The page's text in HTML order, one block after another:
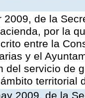
2009, de la
por la
entre la
y el
del servicio de
territorial